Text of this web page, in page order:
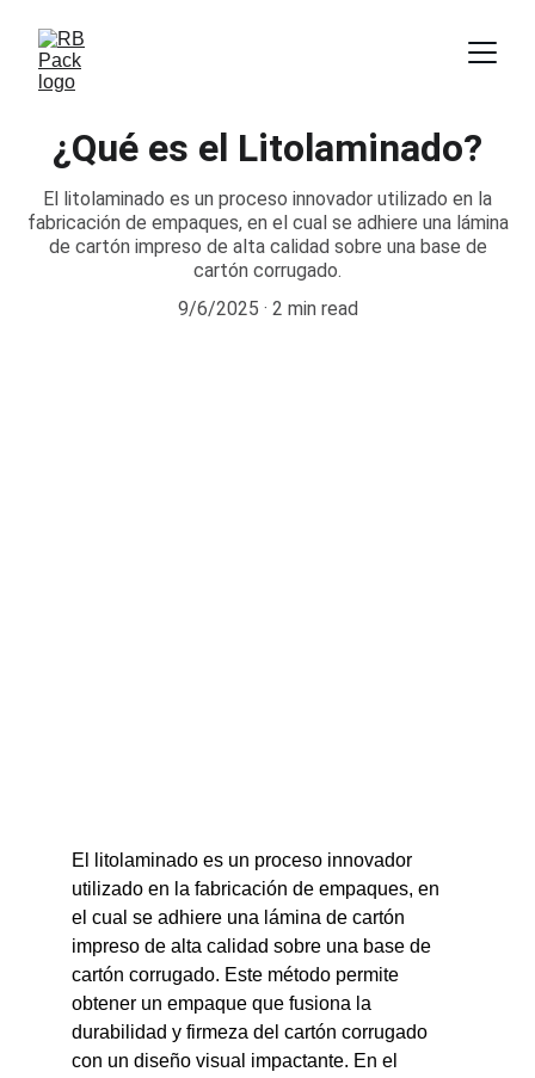
¿Qué es el Litolaminado?
El litolaminado es un proceso innovador utilizado en la
fabricación de empaques, en el cual se adhiere una lámina
de cartón impreso de alta calidad sobre una base de
cartón corrugado.
9/6/2025
2 min read
El litolaminado es un proceso innovador
utilizado en la fabricación de empaques, en
el cual se adhiere una lámina de cartón
impreso de alta calidad sobre una base de
cartón corrugado. Este método permite
obtener un empaque que fusiona la
durabilidad y firmeza del cartón corrugado
con un diseño visual impactante. En el